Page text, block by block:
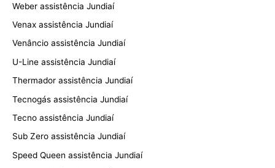
Weber assistência Jundiaí
Venax assistência Jundiaí
Venâncio assistência Jundiaí
U-Line assistência Jundiaí
Thermador assistência Jundiaí
Tecnogás assistência Jundiaí
Tecno assistência Jundiaí
Sub Zero assistência Jundiaí
Speed Queen assistência Jundiaí